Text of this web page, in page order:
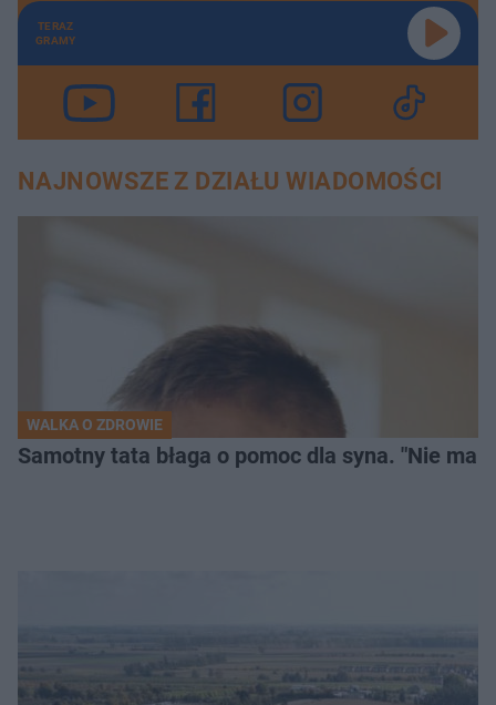
TERAZ
GRAMY
NAJNOWSZE Z DZIAŁU WIADOMOŚCI
WALKA O ZDROWIE
Samotny tata błaga o pomoc dla syna. "Nie